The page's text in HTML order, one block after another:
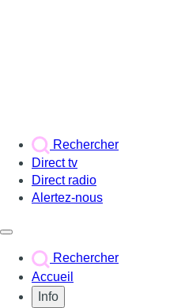
Rechercher
Direct tv
Direct radio
Alertez-nous
Rechercher
Accueil
Info